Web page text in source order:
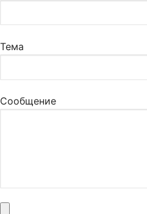
Тема
Сообщение